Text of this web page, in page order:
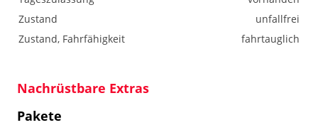
Zustand
unfallfrei
Zustand, Fahrfähigkeit
fahrtauglich
Nachrüstbare Extras
Pakete